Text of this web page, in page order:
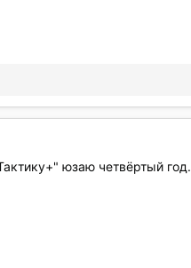
юзаю четвёртый год.